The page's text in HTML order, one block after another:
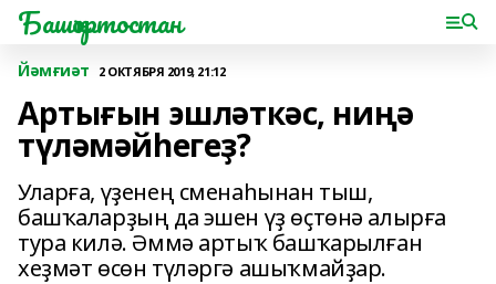
Башҡортостан
Йәмғиәт 2 ОКТЯБРЯ 2019, 21:12
Артығын эшләткәс, ниңә
түләмәйһегеҙ?
Уларға, үҙенең сменаһынан тыш,
башҡаларҙың да эшен үҙ өҫтөнә алырға
тура килә. Әммә артыҡ башҡарылған
хеҙмәт өсөн түләргә ашыҡмайҙар.